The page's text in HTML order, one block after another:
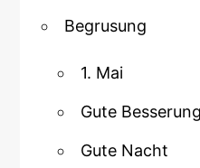
Begrusung
1. Mai
Gute Besserung
Gute Nacht